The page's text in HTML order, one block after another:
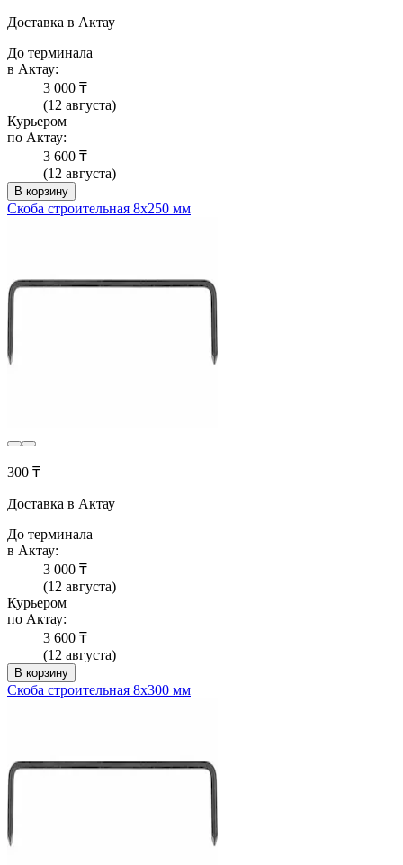
Доставка в Актау
До терминала
в Актау:
3 000 ₸
(12 августа)
Курьером
по Актау:
3 600 ₸
(12 августа)
В корзину
Скоба строительная 8х250 мм
300 ₸
Доставка в Актау
До терминала
в Актау:
3 000 ₸
(12 августа)
Курьером
по Актау:
3 600 ₸
(12 августа)
В корзину
Скоба строительная 8х300 мм